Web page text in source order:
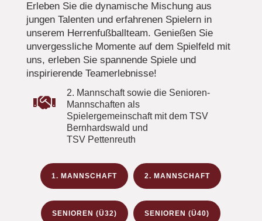
Erleben Sie die dynamische Mischung aus
jungen Talenten und erfahrenen Spielern in
unserem Herrenfußballteam. Genießen Sie
unvergessliche Momente auf dem Spielfeld mit
uns, erleben Sie spannende Spiele und
inspirierende Teamerlebnisse!

2. Mannschaft sowie die Senioren-
Mannschaften als
Spielergemeinschaft mit dem TSV
Bernhardswald und
TSV Pettenreuth
1. MANNSCHAFT 2. MANNSCHAFT
SENIOREN (Ü32) SENIOREN (Ü40)